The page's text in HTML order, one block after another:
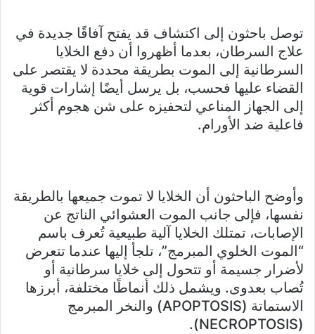
توصل باحثون إلى اكتشاف قد يفتح آفاقًا جديدة في
علاج السرطان، بعدما أظهروا أن دفع الخلايا
السرطانية إلى الموت بطريقة محددة لا يقتصر على
القضاء عليها فحسب، بل يرسل أيضًا إشارات قوية
إلى الجهاز المناعي لتحفيزه على شن هجوم أكثر
فاعلية ضد الأورام.
وأوضح الباحثون أن الخلايا لا تموت جميعها بالطريقة
نفسها، فإلى جانب الموت العشوائي الناتج عن
الإصابات، تمتلك الخلايا آلية طبيعية تُعرف باسم
“الموت الخلوي المبرمج”، تلجأ إليها عندما تتعرض
لأضرار جسيمة أو تتحول إلى خلايا سرطانية أو
تُصاب بعدوى. ويشمل ذلك أنماطًا مختلفة، أبرزها
الاستماتة (APOPTOSIS) والنخر المبرمج
(NECROPTOSIS).